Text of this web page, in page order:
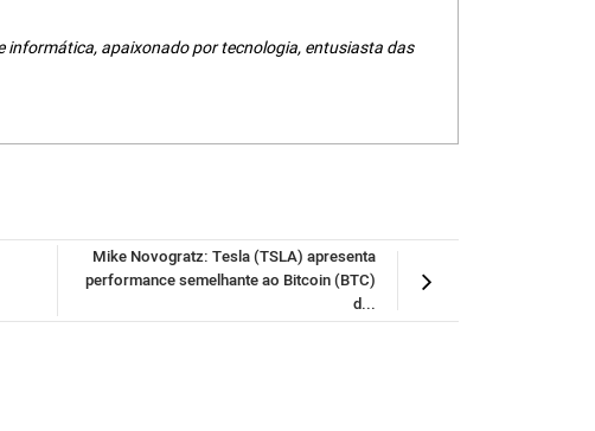
informática, apaixonado por tecnologia, entusiasta das
Mike Novogratz: Tesla (TSLA) apresenta
performance semelhante ao Bitcoin (BTC)
d...